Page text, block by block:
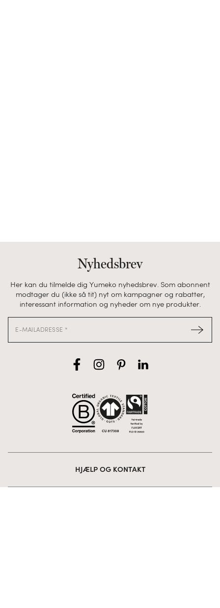
Nyhedsbrev
Her kan du tilmelde dig Yumeko nyhedsbrev. Som abonnent
modtager du (ikke så tit) nyt om kampagner og rabatter,
interessant information og nyheder om nye produkter.
E-MAILADRESSE *
HJÆLP OG KONTAKT